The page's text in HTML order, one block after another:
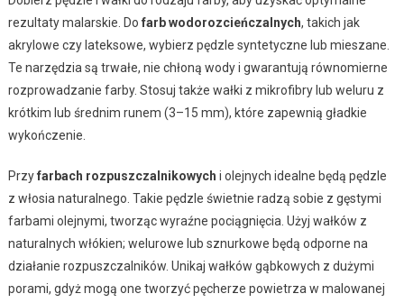
rezultaty malarskie. Do farb wodorozcieńczalnych, takich jak
akrylowe czy lateksowe, wybierz pędzle syntetyczne lub mieszane.
Te narzędzia są trwałe, nie chłoną wody i gwarantują równomierne
rozprowadzanie farby. Stosuj także wałki z mikrofibry lub weluru z
krótkim lub średnim runem (3–15 mm), które zapewnią gładkie
wykończenie.
Przyfarbach rozpuszczalnikowych i olejnych idealne będą pędzle
z włosia naturalnego. Takie pędzle świetnie radzą sobie z gęstymi
farbami olejnymi, tworząc wyraźne pociągnięcia. Użyj wałków z
naturalnych włókien; welurowe lub sznurkowe będą odporne na
działanie rozpuszczalników. Unikaj wałków gąbkowych z dużymi
porami, gdyż mogą one tworzyć pęcherze powietrza w malowanej